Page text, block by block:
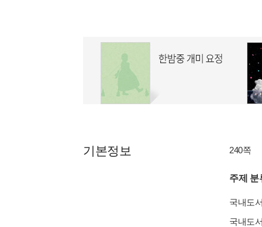
기본정보 240쪽
주제 분
국내도
국내도